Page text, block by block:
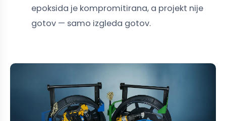
epoksida je kompromitirana, a projekt nije
gotov — samo izgleda gotov.